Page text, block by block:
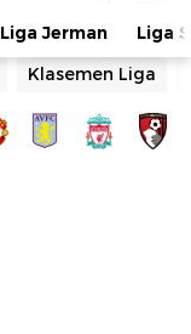
Liga Jerman
Liga
Klasemen Liga